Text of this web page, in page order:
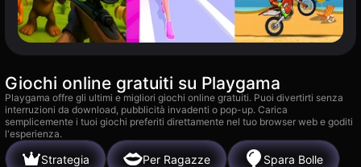
Giochi online gratuiti su Playgama
Playgama offre gli ultimi e migliori giochi online gratuiti. Puoi divertirti senza
interruzioni da download, pubblicità invadenti o pop-up. Carica
semplicemente i tuoi giochi preferiti direttamente nel tuo browser web e goditi
l'esperienza.
Strategia Per Ragazze Spara Bolle